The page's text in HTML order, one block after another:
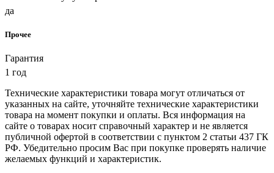
да
Прочее
Гарантия
1 год
Технические характеристики товара могут отличаться от
указанных на сайте, уточняйте технические характеристики
товара на момент покупки и оплаты. Вся информация на
сайте о товарах носит справочный характер и не является
публичной офертой в соответствии с пунктом 2 статьи 437 ГК
РФ. Убедительно просим Вас при покупке проверять наличие
желаемых функций и характеристик.